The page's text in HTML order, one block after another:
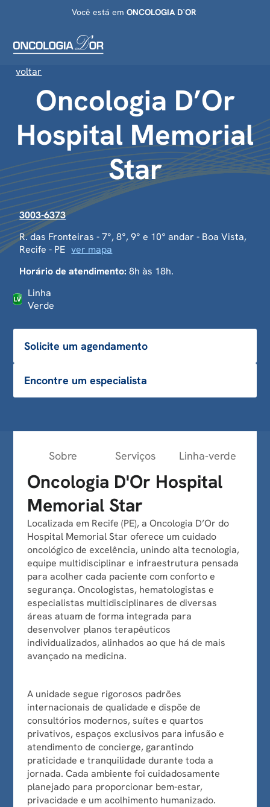
Você está em ONCOLOGIA D`OR
voltar
Oncologia D’Or
Hospital Memorial
Star
3003-6373
R. das Fronteiras - 7°, 8°, 9° e 10° andar - Boa Vista,
Recife - PE ver mapa
Horário de atendimento: 8h às 18h.
Linha
Verde
Solicite um agendamento
Encontre um especialista
Sobre Serviços Linha-verde
Oncologia D'Or Hospital
Memorial Star
Localizada em Recife (PE), a Oncologia D’Or do
Hospital Memorial Star oferece um cuidado
oncológico de excelência, unindo alta tecnologia,
equipe multidisciplinar e infraestrutura pensada
para acolher cada paciente com conforto e
segurança. Oncologistas, hematologistas e
especialistas multidisciplinares de diversas
áreas atuam de forma integrada para
desenvolver planos terapêuticos
individualizados, alinhados ao que há de mais
avançado na medicina.
A unidade segue rigorosos padrões
internacionais de qualidade e dispõe de
consultórios modernos, suítes e quartos
privativos, espaços exclusivos para infusão e
atendimento de concierge, garantindo
praticidade e tranquilidade durante toda a
jornada. Cada ambiente foi cuidadosamente
planejado para proporcionar bem-estar,
privacidade e um acolhimento humanizado.